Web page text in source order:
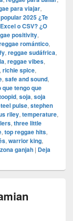
para viajar,
2025 ¿Te
o CSV? ¿O
positivity,
romántico,
, reggae sudáfrica,
, reggae vibes,
, richie spice,
, safe and sound,
que tengo que
, soja, soja
pulse, stephen
riley, temperature,
, three little
, top reggae hits,
, warrior king,
zona ganjah | Deja